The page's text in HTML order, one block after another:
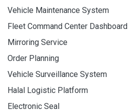
Vehicle Maintenance System
Fleet Command Center Dashboard
Mirroring Service
Order Planning
Vehicle Surveillance System
Halal Logistic Platform
Electronic Seal